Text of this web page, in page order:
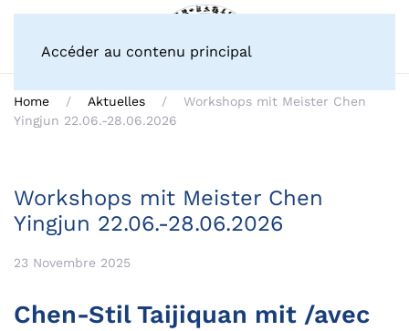
Accéder au contenu principal
Home Aktuelles
Workshops mit Meister Chen
Yingjun 22.06.-28.06.2026
Workshops mit Meister Chen
Yingjun 22.06.-28.06.2026
23 Novembre 2025
Chen-Stil Taijiquan mit /avec